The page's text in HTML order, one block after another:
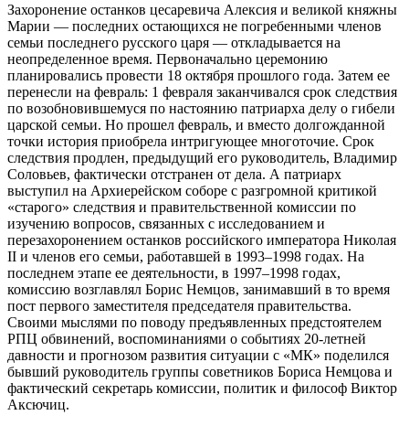
Захоронение останков цесаревича Алексия и великой княжны
Марии — последних остающихся не погребенными членов
семьи последнего русского царя — откладывается на
неопределенное время. Первоначально церемонию
планировались провести 18 октября прошлого года. Затем ее
перенесли на февраль: 1 февраля заканчивался срок следствия
по возобновившемуся по настоянию патриарха делу о гибели
царской семьи. Но прошел февраль, и вместо долгожданной
точки история приобрела интригующее многоточие. Срок
следствия продлен, предыдущий его руководитель, Владимир
Соловьев, фактически отстранен от дела. А патриарх
выступил на Архиерейском соборе с разгромной критикой
«старого» следствия и правительственной комиссии по
изучению вопросов, связанных с исследованием и
перезахоронением останков российского императора Николая
II и членов его семьи, работавшей в 1993–1998 годах. На
последнем этапе ее деятельности, в 1997–1998 годах,
комиссию возглавлял Борис Немцов, занимавший в то время
пост первого заместителя председателя правительства.
Своими мыслями по поводу предъявленных предстоятелем
РПЦ обвинений, воспоминаниями о событиях 20-летней
давности и прогнозом развития ситуации с «МК» поделился
бывший руководитель группы советников Бориса Немцова и
фактический секретарь комиссии, политик и философ Виктор
Аксючиц.